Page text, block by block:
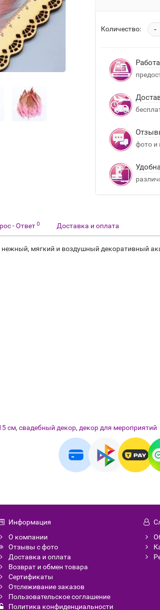
Количество: -
фото и
- Ответ 0 Доставка и оплата
мягкий и воздушный декоративный
см, свадебный декор, декор для мероприятий
Информация
О компании
Отзывы с фото
Доставка и оплата
Возврат и обмен товара
Сертификаты
Отслеживание заказов
Пользовательское соглашение
Политика конфиденциальности